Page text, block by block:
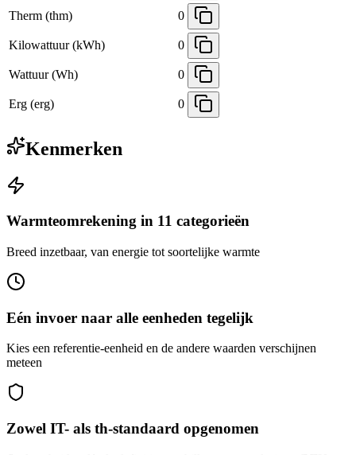
Therm (thm) 0
Kilowattuur (kWh) 0
Wattuur (Wh) 0
Erg (erg) 0
Kenmerken
Warmteomrekening in 11 categorieën
Breed inzetbaar, van energie tot soortelijke warmte
Eén invoer naar alle eenheden tegelijk
Kies een referentie-eenheid en de andere waarden verschijnen
meteen
Zowel IT- als th-standaard opgenomen